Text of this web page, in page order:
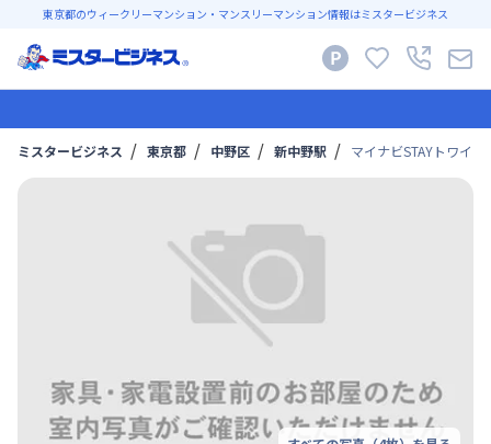
東京都のウィークリーマンション・マンスリーマンション情報はミスタービジネス
ミスタービジネス 東京都 中野区 新中野駅 マイナビSTAYトワイ